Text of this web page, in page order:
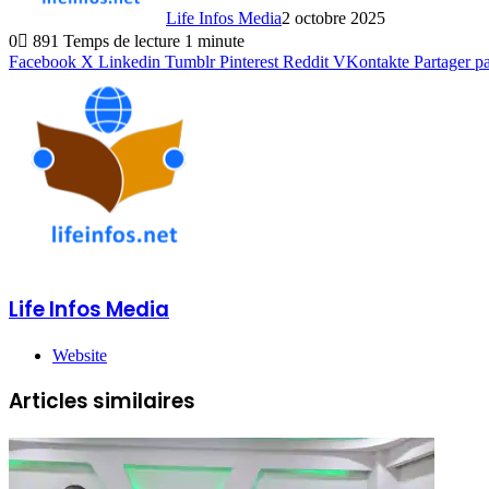
Life Infos Media2 octobre 2025
0
891 Temps de lecture 1 minute
Facebook X Linkedin Tumblr Pinterest Reddit VKontakte Partager
Life Infos Media
Website
Articles similaires